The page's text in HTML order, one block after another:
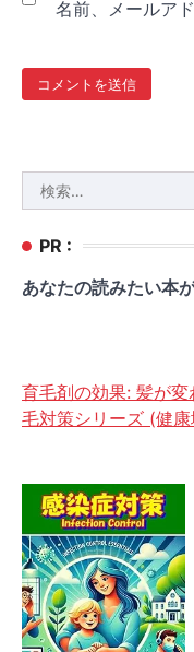
名前、メールア
索:
PR :
あなたの読みたい本
育毛剤の効果: 髪が
毛対策シリーズ (健